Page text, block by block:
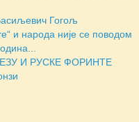
Гогољ
и народа није се поводом
И РУСКЕ ФОРИНТЕ